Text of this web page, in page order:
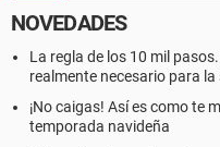
NOVEDADES
La regla de los 10 mil
realmente necesario para la
¡No caigas! Así es como te
temporada navideña